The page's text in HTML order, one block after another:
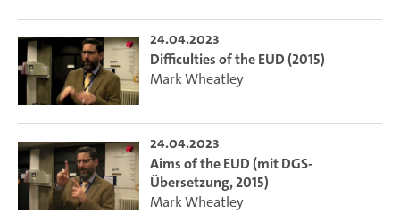
24.04.2023
Difficulties of the EUD (2015)
Mark Wheatley
24.04.2023
Aims of the EUD (mit DGS-
Übersetzung, 2015)
Mark Wheatley